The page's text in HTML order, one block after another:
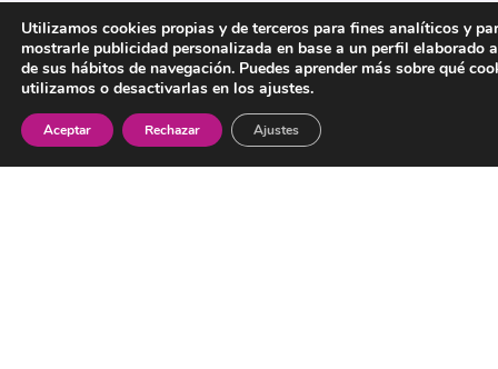
Programación Didáctica y
preparación de la exposición oral de una
Situación de Aprendizaje.
VER EDUCACIÓN PRIMARIA
Utilizamos cookies propias y de terceros para fines analíticos y
mostrarle publicidad personalizada en base a un perfil elaborado
de sus hábitos de navegación. Puedes aprender más sobre qué
utilizamos o desactivarlas en los ajustes.
Aceptar Rechazar Ajustes